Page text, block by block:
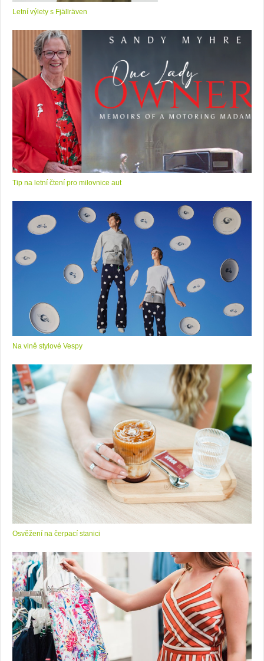
Letní výlety s Fjällräven
Tip na letní čtení pro milovnice aut
Na vlně stylové Vespy
Osvěžení na čerpací stanici